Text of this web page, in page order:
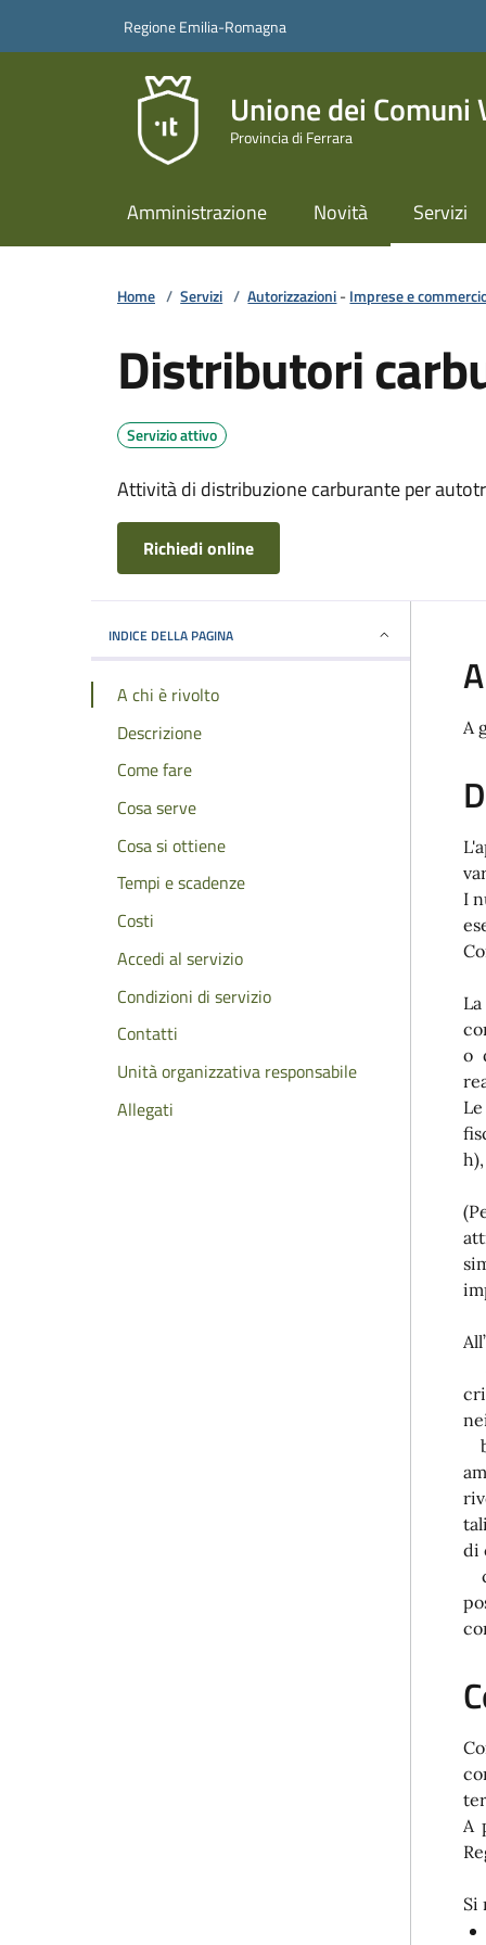
Regione Emilia-Romagna
Unione dei Comuni
Provincia di Ferrara
Amministrazione Novità Servizi
Home / Servizi / Autorizzazioni-Imprese e
Distributori
Servizio attivo
Attività di distribuzione carburante per
Richiedi online
INDICE DELLA PAGINA
A chi è rivolto
Descrizione
Come fare
Cosa serve
Cosa si ottiene
Tempi e scadenze
Costi
Accedi al servizio
Condizioni di servizio
Contatti
Unità organizzativa responsabile
Allegati
A
I
o
Le
di
A
Si